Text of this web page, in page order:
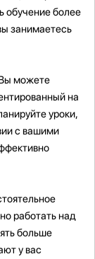
обучение более
занимаетесь
можете
на
уроки,
с вашими
работать над
больше
у вас